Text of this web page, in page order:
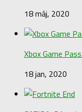
18 máj, 2020
Xbox Game
18 jan, 2020